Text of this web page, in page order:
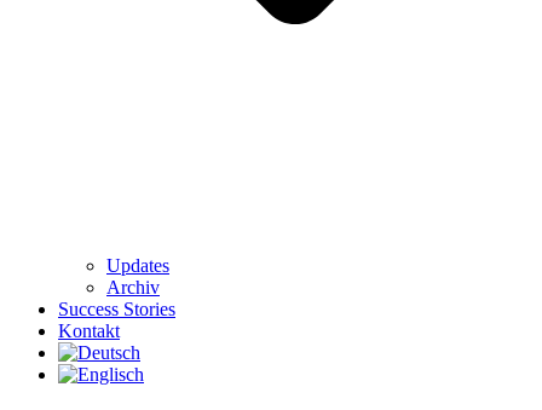
Updates
Archiv
Success Stories
Kontakt